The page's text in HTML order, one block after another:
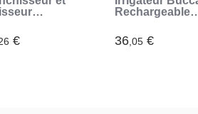
€
Rechargeable
InnovaGoods
36,05€